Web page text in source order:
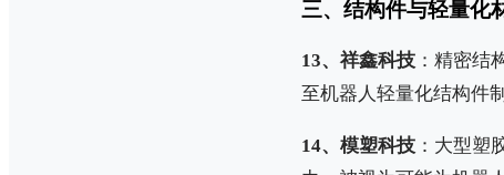
三、结构件与轻量化
13、祥鑫科技 ：精密结
至机器人轻量化结构件制
14、模塑科技 ：大型塑